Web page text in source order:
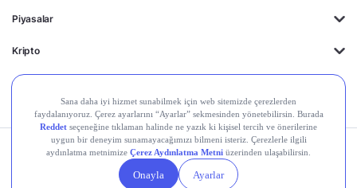
Piyasalar
Kripto
Ayrıcalıklar
Kişisel Verilerin
Gizlilik
Politikası
Yasal
Duyurular
Çerez